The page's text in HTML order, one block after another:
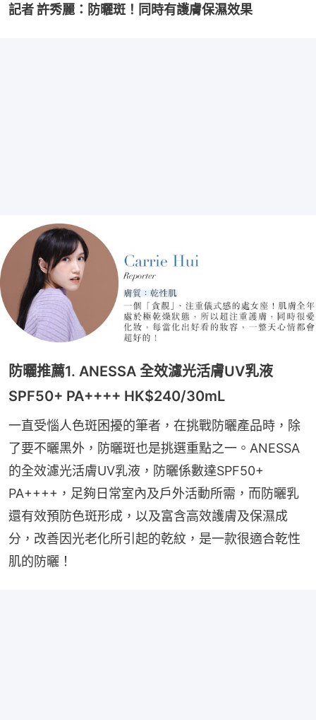
記者 許秀麗：防曬斑！同時有護膚保濕效果
防曬推薦1. ANESSA 全效濾光活膚UV乳液
SPF50+ PA++++ HK$240/30mL
一直受惱人色斑困擾的筆者，在挑戰防曬產品時，除
了要不曬黑外，防曬斑也是挑選重點之一。ANESSA
的全效濾光活膚UV乳液，防曬係數達SPF50+
PA++++，足夠日常室內及戶外活動所需，而防曬乳
還有效預防色斑形成，以及富含高效護膚及保濕成
分，改善因光老化所引起的乾紋，是一款很適合乾性
肌的防曬！